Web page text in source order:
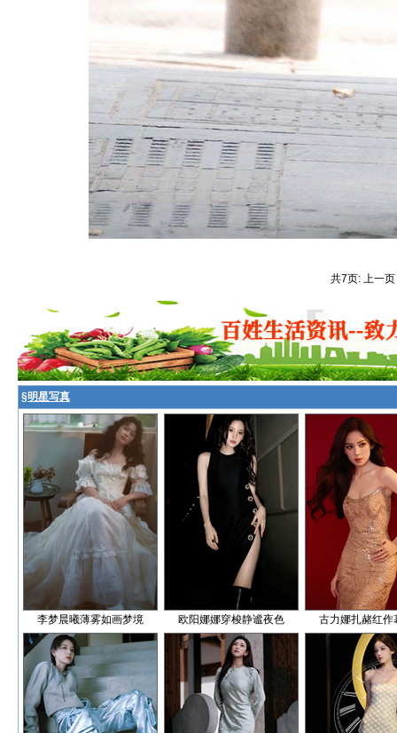
共7页: 上一
§明星写真
李梦晨曦薄雾如画梦境 欧阳娜娜穿梭静谧夜色 古力娜扎赭红作